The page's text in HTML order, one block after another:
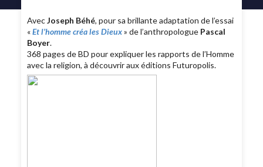
AvecJoseph Béhé, pour sa brillante adaptation de l’essai
«Et l’homme créa les Dieux» de l’anthropologue Pascal
Boyer.
368 pages de BD pour expliquer les rapports de l’Homme
avec la religion, à découvrir aux éditions Futuropolis.